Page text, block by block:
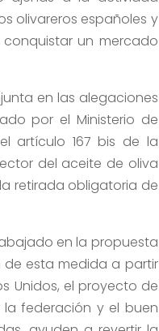
olivareros españoles y
un mercado
en las alegaciones
por el Ministerio de
artículo 167 bis de la
del aceite de oliva
retirada obligatoria de
en la propuesta
de esta medida a partir
Unidos, el proyecto de
federación y el buen